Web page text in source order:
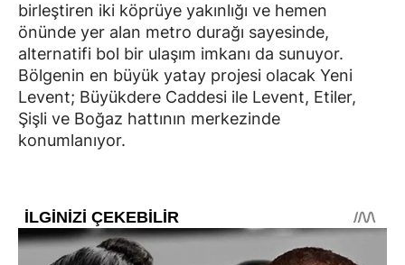
birleştiren iki köprüye yakınlığı ve hemen
önünde yer alan metro durağı sayesinde,
alternatifi bol bir ulaşım imkanı da sunuyor.
Bölgenin en büyük yatay projesi olacak Yeni
Levent; Büyükdere Caddesi ile Levent, Etiler,
Şişli ve Boğaz hattının merkezinde
konumlanıyor.